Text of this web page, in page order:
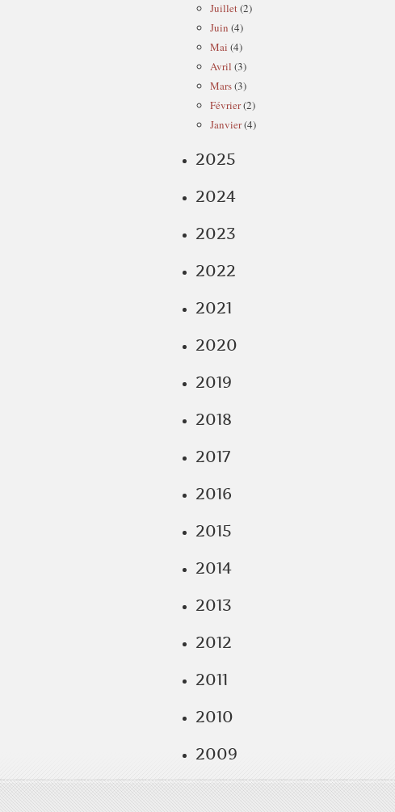
Juillet(2)
Juin (4)
Mai (4)
Avril (3)
Mars(3)
Février(2)
Janvier(4)
2025
2024
2023
2022
2021
2020
2019
2018
2017
2016
2015
2014
2013
2012
2011
2010
2009